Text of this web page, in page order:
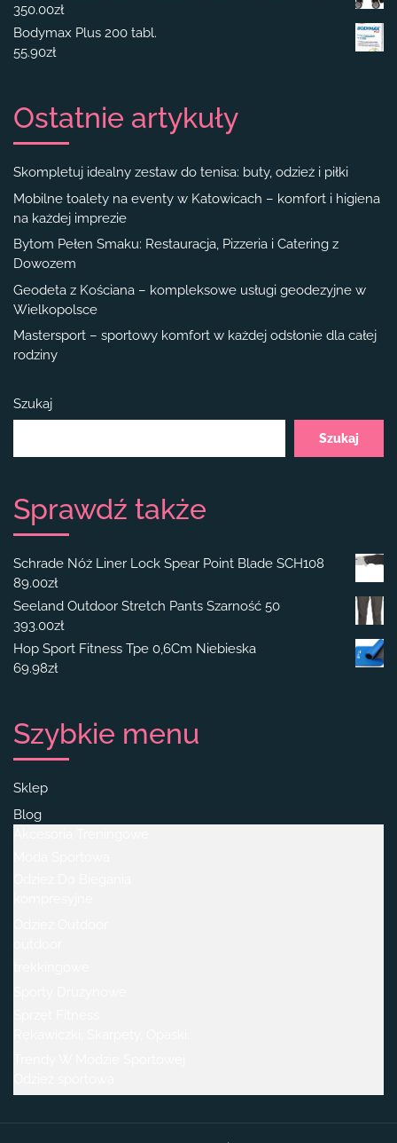
350.00zł
Bodymax Plus 200 tabl.
55.90zł
Ostatnie artykuły
Skompletuj idealny zestaw do tenisa: buty, odzież i piłki
Mobilne toalety na eventy w Katowicach – komfort i higiena
na każdej imprezie
Bytom Pełen Smaku: Restauracja, Pizzeria i Catering z
Dowozem
Geodeta z Kościana – kompleksowe usługi geodezyjne w
Wielkopolsce
Mastersport – sportowy komfort w każdej odsłonie dla całej
rodziny
Szukaj
Szukaj
Sprawdź także
Schrade Nóż Liner Lock Spear Point Blade SCH108
89.00zł
Seeland Outdoor Stretch Pants Szarność 50
393.00zł
Hop Sport Fitness Tpe 0,6Cm Niebieska
69.98zł
Szybkie menu
Sklep
Blog